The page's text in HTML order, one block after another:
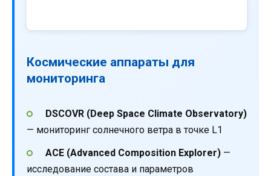
Космические аппараты для
мониторинга
DSCOVR (Deep Space Climate Observatory)
— мониторинг солнечного ветра в точке L1
ACE (Advanced Composition Explorer)—
исследование состава и параметров